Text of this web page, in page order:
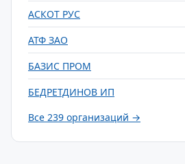
АСКОТ РУС
АТФ ЗАО
БАЗИС ПРОМ
БЕДРЕТДИНОВ ИП
Все 239 организаций →